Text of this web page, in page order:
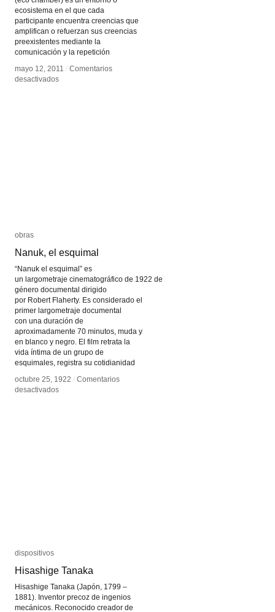
ecosistema en el que cada
participante encuentra creencias que
amplifican o refuerzan sus creencias
preexistentes mediante la
comunicación y la repetición
mayo 12, 2011 / Comentarios
desactivadosen
mayo 12, 2011 / Comentarios
desactivadosen
obras
Nanuk, el esquimal
“Nanuk el esquimal” es
un largometraje cinematográfico de 1922 de
género documental dirigido
por Robert Flaherty. Es considerado el
primer largometraje documental
con una duración de
aproximadamente 70 minutos, muda y
en blanco y negro. El film retrata la
vida íntima de un grupo de
esquimales, registra su cotidianidad
octubre 25, 1922 / Comentarios
desactivadosen
obras
Nanuk, el esquimal
octubre 25, 1922
desactivadosen
Nanuk,
dispositivos
Hisashige Tanaka
Hisashige Tanaka (Japón, 1799 –
1881). Inventor precoz de ingenios
mecánicos. Reconocido creador de
dispositivos
Hisashige Tanaka